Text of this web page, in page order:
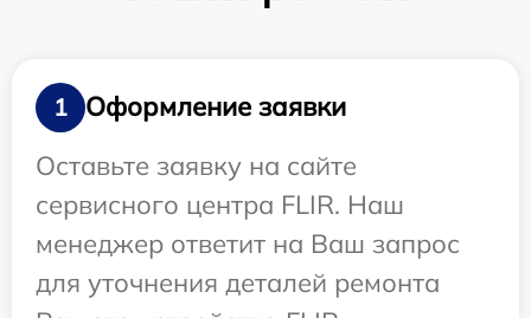
1
Оформление заявки
Оставьте заявку на сайте
сервисного центра FLIR. Наш
менеджер ответит на Ваш запрос
для уточнения деталей ремонта